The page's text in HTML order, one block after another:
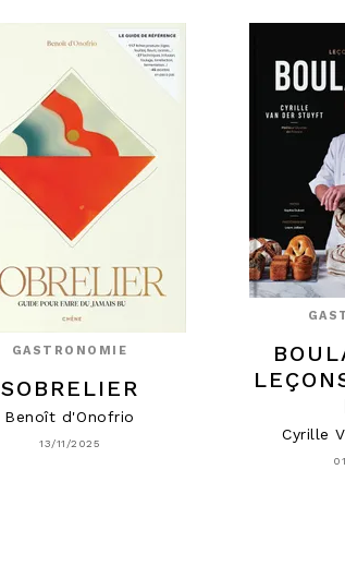
GASTRONOMIE
SOBRELIER
Benoît d'Onofrio
13/11/2025
Cyrille